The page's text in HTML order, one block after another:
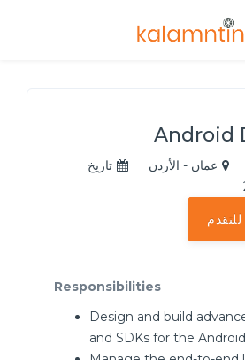
Android
عمان - الأردن
تاريخ
Responsibilities
Design and build
and SDKs for the